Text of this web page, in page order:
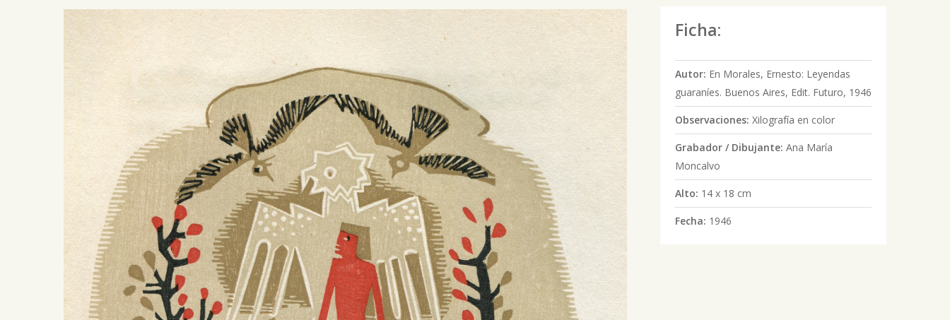
Presiona ENTER para buscar o ESC para salir -¿Cómo buscar?
Ficha:
Autor: En Morales, Ernesto: Leyendas
guaraníes. Buenos Aires, Edit. Futuro, 1946
Observaciones: Xilografía en color
Grabador / Dibujante: Ana María
Moncalvo
Alto: 14 x 18 cm
Fecha: 1946